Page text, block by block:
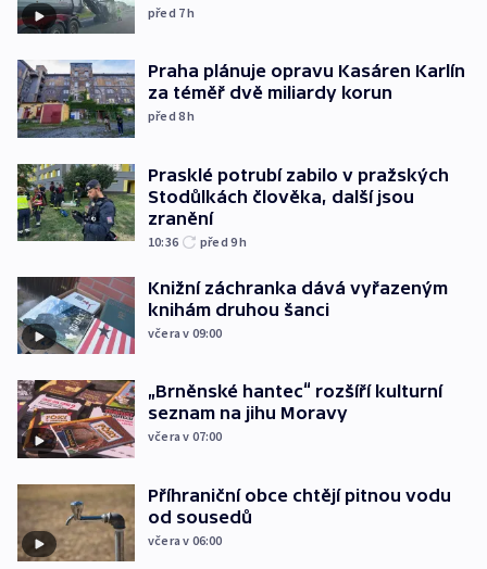
před 7h
Praha plánuje opravu Kasáren Karlín
za téměř dvě miliardy korun
před 8h
Prasklé potrubí zabilo v pražských
Stodůlkách člověka, další jsou
zranění
10:36 před 9h
Knižní záchranka dává vyřazeným
knihám druhou šanci
včera v 09:00
„Brněnské hantec“ rozšíří kulturní
seznam na jihu Moravy
včera v 07:00
Příhraniční obce chtějí pitnou vodu
od sousedů
včera v 06:00